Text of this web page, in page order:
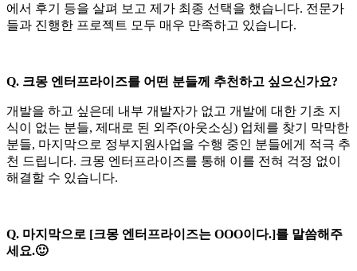
에서 후기 등을 살펴 보고 제가 최종 선택을 했습니다. 전문가
들과 진행한 프로젝트 모두 매우 만족하고 있습니다.
Q. 크몽 엔터프라이즈를 어떤 분들께 추천하고 싶으신가요?
개발을 하고 싶은데 내부 개발자가 없고 개발에 대한 기초 지
식이 없는 분들, 제대로 된 외주(아웃소싱) 업체를 찾기 막막한
분들, 마지막으로 정부지원사업을 수행 중인 분들에게 적극 추
천 드립니다. 크몽 엔터프라이즈를 통해 이를 전혀 걱정 없이
해결할 수 있습니다.
Q. 마지막으로 [크몽 엔터프라이즈는 OOO이다.]를 말씀해주
세요.🙂